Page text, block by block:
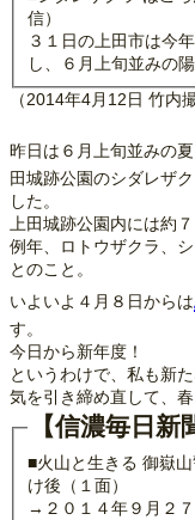
信）
３１日の上田市は今
し、６月上旬並みの
（2014年4月12日 竹内
昨日は６月上旬並みの夏
田城跡公園のシダレザ
した。
上田城跡公園内には約
例年、ロトウザクラ、
とのこと。
いよいよ４月８日からは
す。
今日から新年度！
というわけで、私も新
気を引き締め直して、
【信濃毎日新
■火山と生きる 御嶽
け後（１面）
→２０１４年９月２７